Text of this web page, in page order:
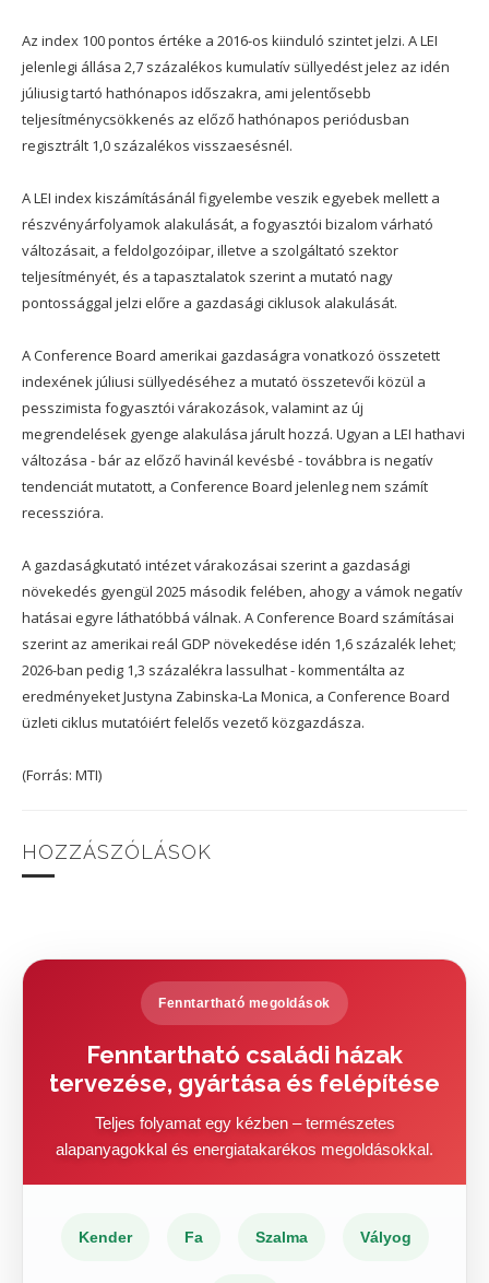
Az index 100 pontos értéke a 2016-os kiinduló szintet jelzi. A LEI
jelenlegi állása 2,7 százalékos kumulatív süllyedést jelez az idén
júliusig tartó hathónapos időszakra, ami jelentősebb
teljesítménycsökkenés az előző hathónapos periódusban
regisztrált 1,0 százalékos visszaesésnél.
A LEI index kiszámításánál figyelembe veszik egyebek mellett a
részvényárfolyamok alakulását, a fogyasztói bizalom várható
változásait, a feldolgozóipar, illetve a szolgáltató szektor
teljesítményét, és a tapasztalatok szerint a mutató nagy
pontossággal jelzi előre a gazdasági ciklusok alakulását.
A Conference Board amerikai gazdaságra vonatkozó összetett
indexének júliusi süllyedéséhez a mutató összetevői közül a
pesszimista fogyasztói várakozások, valamint az új
megrendelések gyenge alakulása járult hozzá. Ugyan a LEI hathavi
változása - bár az előző havinál kevésbé - továbbra is negatív
tendenciát mutatott, a Conference Board jelenleg nem számít
recesszióra.
A gazdaságkutató intézet várakozásai szerint a gazdasági
növekedés gyengül 2025 második felében, ahogy a vámok negatív
hatásai egyre láthatóbbá válnak. A Conference Board számításai
szerint az amerikai reál GDP növekedése idén 1,6 százalék lehet;
2026-ban pedig 1,3 százalékra lassulhat - kommentálta az
eredményeket Justyna Zabinska-La Monica, a Conference Board
üzleti ciklus mutatóiért felelős vezető közgazdásza.
(Forrás: MTI)
HOZZÁSZÓLÁSOK
Fenntartható megoldások
Fenntartható családi házak
tervezése, gyártása és felépítése
Teljes folyamat egy kézben – természetes
alapanyagokkal és energiatakarékos megoldásokkal.
Kender Fa Szalma Vályog